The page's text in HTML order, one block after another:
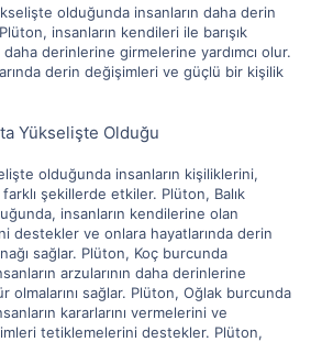
olduğunda insanların daha derin
insanların kendileri ile barışık
daha derinlerine girmelerine yardımcı olur.
derin değişimleri ve güçlü bir kişilik
Yükselişte Olduğu
olduğunda insanların kişiliklerini,
şekillerde etkiler. Plüton, Balık
insanların kendilerine olan
destekler ve onlara hayatlarında derin
sağlar. Plüton, Koç burcunda
arzularının daha derinlerine
olmalarını sağlar. Plüton, Oğlak burcunda
kararlarını vermelerini ve
tetiklemelerini destekler. Plüton,